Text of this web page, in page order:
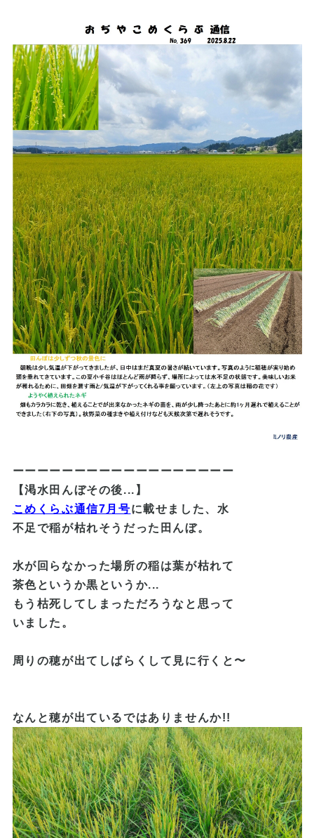
ーーーーーーーーーーーーーーーーーー
【渇水田んぼその後...】
こめくらぶ通信7月号に載せました、水
不足で稲が枯れそうだった田んぼ。
水が回らなかった場所の稲は葉が枯れて
茶色というか黒というか...
もう枯死してしまっただろうなと思って
いました。
周りの穂が出てしばらくして見に行くと〜
なんと穂が出ているではありませんか!!